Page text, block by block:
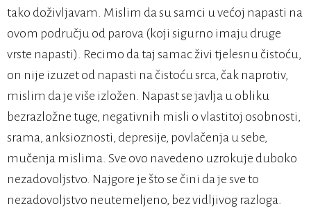
tako doživljavam. Mislim da su samci u većoj napasti na
ovom području od parova (koji sigurno imaju druge
vrste napasti). Recimo da taj samac živi tjelesnu čistoću,
on nije izuzet od napasti na čistoću srca, čak naprotiv,
mislim da je više izložen. Napast se javlja u obliku
bezrazložne tuge, negativnih misli o vlastitoj osobnosti,
srama, anksioznosti, depresije, povlačenja u sebe,
mučenja mislima. Sve ovo navedeno uzrokuje duboko
nezadovoljstvo. Najgore je što se čini da je sve to
nezadovoljstvo neutemeljeno, bez vidljivog razloga.